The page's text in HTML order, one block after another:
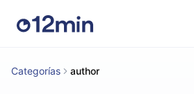
Categorías author